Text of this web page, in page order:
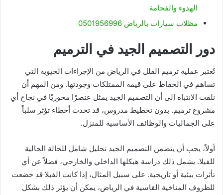
الهدوء والفخامة
مظلات سيارات بالرياض 0501956996
دور التصميم الجيد في الترميم
تُعتبر عملية ترميم الفلل في الرياض من الإجراءات الحيوية التي
تساهم في الحفاظ على قيمة الممتلكات وجودتها. ومن المهم أن
نلفت الانتباه إلى أن التصميم الجيد يمثل عنصرًا محوريًا في نجاح أي
مشروع ترميم. بدون تخطيط مدروس، قد تحدث أخطاء تؤثر سلباً
على الجماليات والوظائف الأساسية للمنزل.
أولاً، يجب أن يتضمن التصميم الجيد تحليل شامل للحالة الحالية
للفيلا. يشمل ذلك دراسة هيكلها الداخلي والخارجي، فضلاً عن أي
تأثرات بيئية أو تاريخية. على سبيل المثال، إذا كانت الفيلا قد خضعت
للظروف المناخية القاسية في الرياض، يمكن أن يؤثر ذلك بشكل